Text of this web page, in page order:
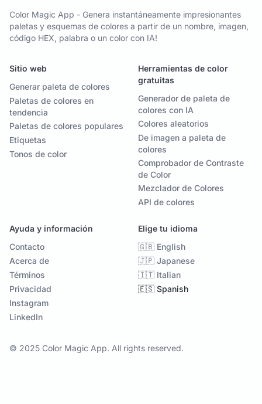
Color Magic App - Genera instantáneamente impresionantes
paletas y esquemas de colores a partir de un nombre, imagen,
código HEX, palabra o un color con IA!
Sitio web
Generar paleta de colores
Paletas de colores en
tendencia
Paletas de colores populares
Etiquetas
Tonos de color
Herramientas de color
gratuitas
Generador de paleta de
colores con IA
Colores aleatorios
De imagen a paleta de
colores
Comprobador de Contraste
de Color
Mezclador de Colores
API de colores
Ayuda y información
Contacto
Acerca de
Términos
Privacidad
Instagram
LinkedIn
Elige tu idioma
🇬🇧 English
🇯🇵 Japanese
🇮🇹 Italian
🇪🇸 Spanish
© 2025 Color Magic App. All rights reserved.